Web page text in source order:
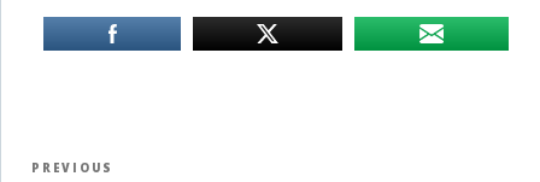
Navegación
Previous
PREVIOUS